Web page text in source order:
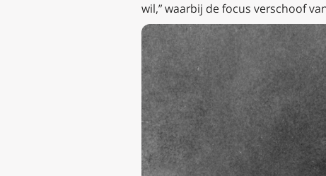
wil,” waarbij de focus verschoof